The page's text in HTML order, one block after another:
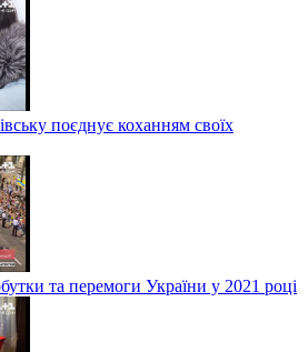
поєднує коханням своїх
та перемоги України у 2021 році